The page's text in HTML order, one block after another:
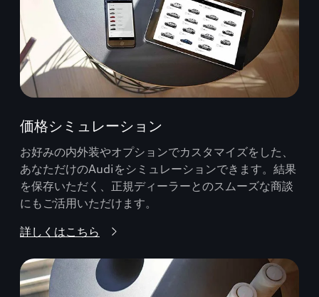
価格シミュレーション
お好みの内外装やオプションでカスタマイズをした、
あなただけのAudiをシミュレーションできます。結果
を保存いただく、正規ディーラーとのスムーズな商談
にもご活用いただけます。
詳しくはこちら